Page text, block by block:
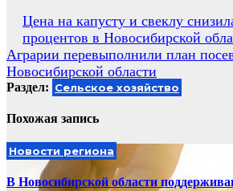
Навигация
по
записям
Цена на капусту и свеклу
процентов в Новосибирской
Аграрии перевыполнили план
Новосибирской области
Раздел: Сельское хозяйство
Похожая запись
Новости региона
В Новосибирской области